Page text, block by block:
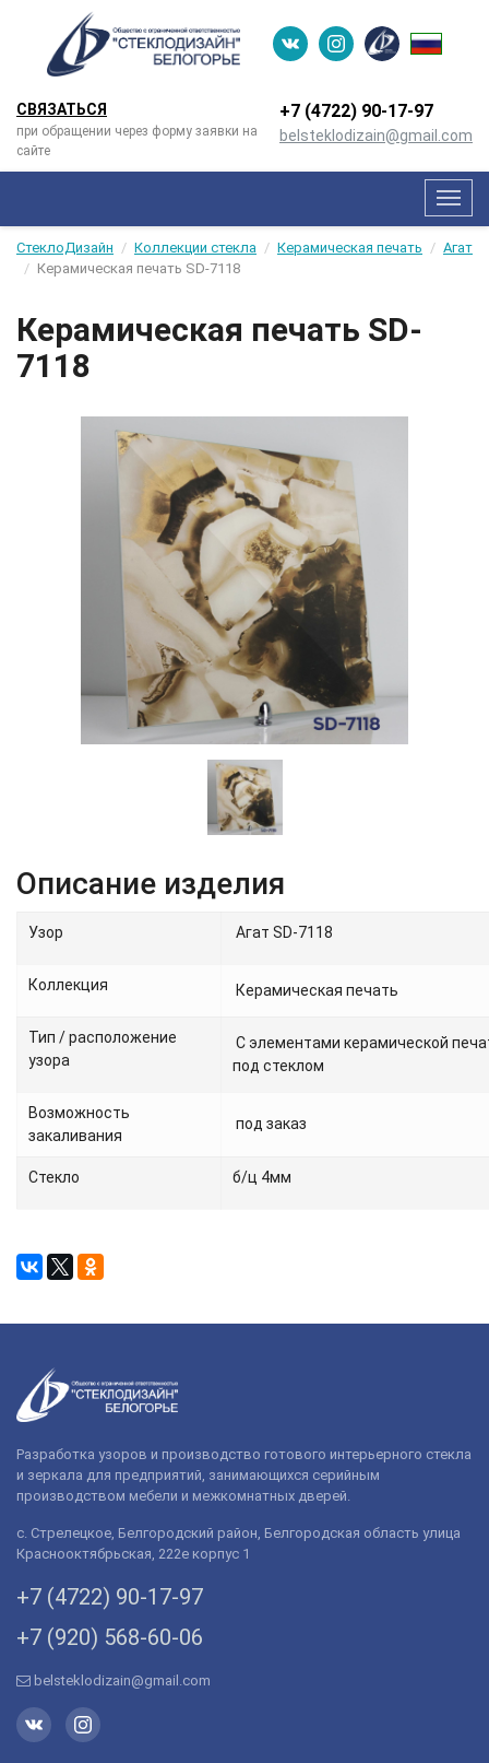
СВЯЗАТЬСЯ
при обращении через форму заявки на
сайте
+7 (4722) 90-­17-­97
belsteklodizain@gmail.com
Меню
СтеклоДизайн Коллекции стекла Керамическая печать
Агат
Керамическая печать SD-7118
Керамическая печать SD-
7118
Описание изделия
Узор Агат SD-7118
Коллекция Керамическая печать
Тип / расположение
узора
С элементами керамической
под стеклом
Возможность
закаливания
под заказ
Стекло б/ц 4мм
Разработка узоров и производство готового интерьерного стекла
и зеркала для предприятий, занимающихся серийным
производством мебели и межкомнатных дверей.
с. Стрелецкое, Белгородский район, Белгородская область улица
Краснооктябрьская, 222е корпус 1
+7 (4722) 90-­17-­97
+7 (920) 568­-60-06
belsteklodizain@gmail.com